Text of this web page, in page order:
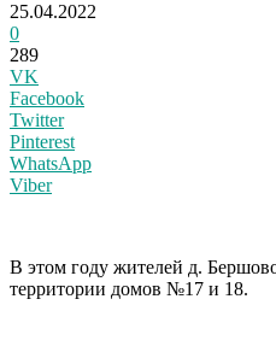
25.04.2022
0
289
VK
Facebook
Twitter
Pinterest
WhatsApp
Viber
В этом году жителей д.
территории домов №17 и 18.